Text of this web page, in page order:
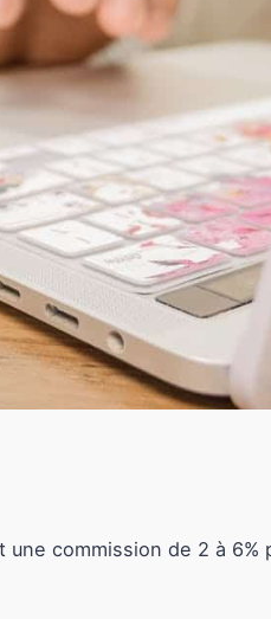
commission de 2 à 6%